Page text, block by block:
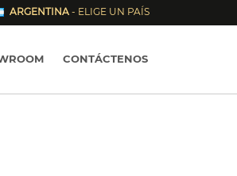
ARGENTINA - ELIGE UN PAÍS
CONTÁCTENOS